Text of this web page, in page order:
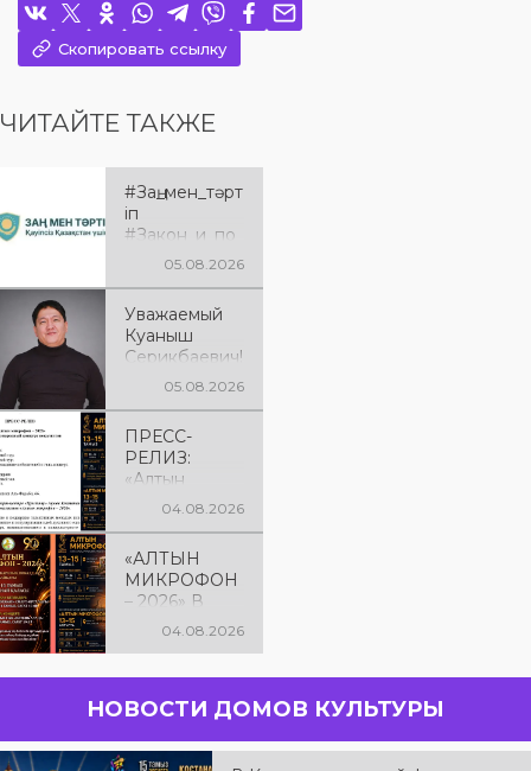
Скопировать ссылку
ЧИТАЙТЕ ТАКЖЕ
#Заң_мен_тәрт
іп
#Закон_и_по
рядок05.08.2026
Уважаемый
Куаныш
Серикбаевич!
От всей
Вас с днём
рождения!
05.08.2026
ПРЕСС-
РЕЛИЗ:
«Алтын
микрофон –
ный конкурс
вокалистов
04.08.2026
«АЛТЫН
МИКРОФОН
– 2026» В
КОСТАНАЕ! С
Костанае
XXII
04.08.2026
НОВОСТИ ДОМОВ КУЛЬТУРЫ